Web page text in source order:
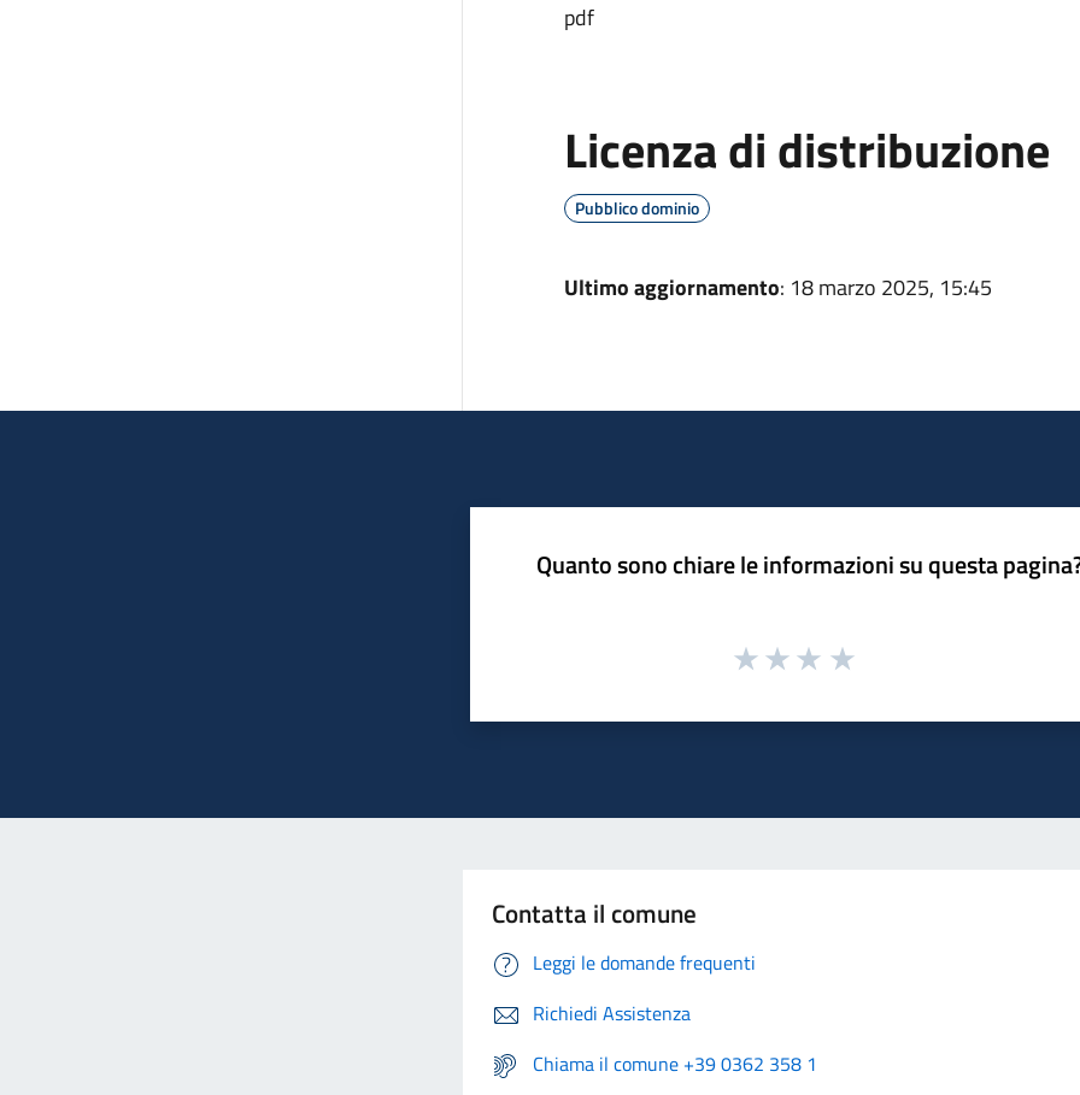
pdf
Licenza di distribuzione
Pubblico dominio
Ultimo aggiornamento: 18 marzo 2025, 15:45
Quanto sono chiare le informazioni su questa
Contatta il comune
Leggi le domande frequenti
Richiedi Assistenza
Chiama il comune +39 0362 358 1